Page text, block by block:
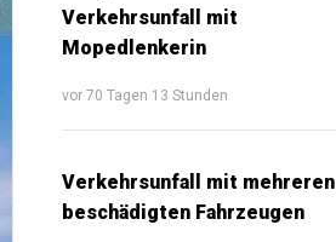
Verkehrsunfall mit
Mopedlenkerin
vor 70 Tagen 13 Stunden
Verkehrsunfall mit mehreren
beschädigten Fahrzeugen